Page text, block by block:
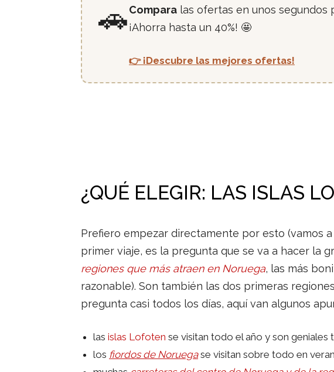
🚗Compara las ofertas en unos
¡Ahorra hasta un 40%! 🤩
👉 ¡Descubre las mejores ofertas!
¿QUÉ ELEGIR: LAS ISLAS
Prefiero empezar directamente por esto (vamos
primer viaje, es la pregunta que se va a hacer la
regiones que más atraen en Noruega, las más
razonable). Son también las dos primeras
pregunta casi todos los días, aquí van algunos
las islas Lofoten se visitan todo el año y son geniales
los fiordos de Noruegase visitan sobre todo en